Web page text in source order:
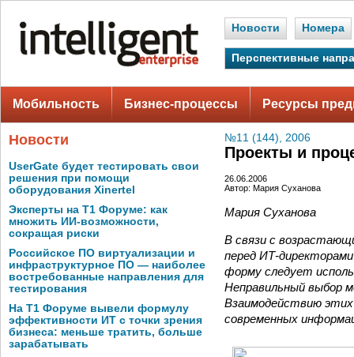
Новости Номера
Перспективные
Мобильность Бизнес-процессы Ресурсы
Новости
UserGate будет тестировать свои
решения при помощи
оборудования Xinertel
Эксперты на Т1 Форуме: как
множить ИИ-возможности,
сокращая риски
Российское ПО виртуализации и
инфраструктурное ПО — наиболее
востребованные направления для
тестирования
На Т1 Форуме вывели формулу
эффективности ИТ с точки зрения
бизнеса: меньше тратить, больше
зарабатывать
№11 (144), 2006
Проекты и
26.06.2006
Автор: Мария Суханова
Мария Суханова
В связи с
перед ИТ-
форму следует
Неправильный выбор
Взаимодействию
современных